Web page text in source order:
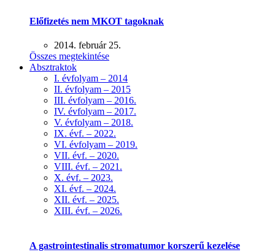
Előfizetés nem MKOT tagoknak
2014. február 25.
Összes megtekintése
Absztraktok
I. évfolyam – 2014
II. évfolyam – 2015
III. évfolyam – 2016.
IV. évfolyam – 2017.
V. évfolyam – 2018.
IX. évf. – 2022.
VI. évfolyam – 2019.
VII. évf. – 2020.
VIII. évf. – 2021.
X. évf. – 2023.
XI. évf. – 2024.
XII. évf. – 2025.
XIII. évf. – 2026.
A gastrointestinalis stromatumor korszerű kezelése